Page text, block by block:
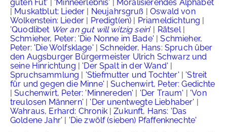
guten Fut' | 'Minneerlebnis' | Moralisierendes Alphabet
| Muskatblut: Lieder | Neujahrsgruß |Oswald von
Wolkenstein: Lieder | Predigt(en) | Priameldichtung |
'Quodlibet Wer an gut will witzig sein' | Rätsel|
Schmieher, Peter: 'Die Nonne im Bade' |Schmieher,
Peter: 'Die Wolfsklage' |Schneider, Hans: Spruch über
den Augsburger Bürgermeister Ulrich Schwarz und
seine Hinrichtung | 'Der Spalt in der Wand' |
Spruchsammlung | 'Stiefmutter und Tochter' | 'Streit
für und gegen die Minne' |Suchenwirt, Peter: Gedichte
|Suchenwirt, Peter: 'Minnereden' | 'Der Traum' | 'Von
treulosen Männern' | 'Der unentwegte Liebhaber' |
Wahraus, Erhard: Chronik|Zukunft, Hans: 'Das
Goldene Jahr' | 'Die zwölf (sieben) Pfaffenknechte'